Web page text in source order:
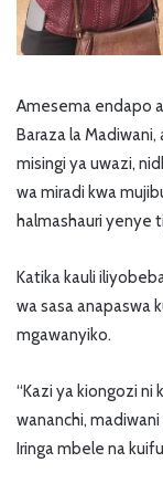
Amesema endapo
Baraza la
misingi ya uwazi,
wa miradi kwa
halmashauri yenye
Katika kauli
wa sasa anapaswa
mgawanyiko.
“Kazi ya kiongozi ni
wananchi,
Iringa mbele na